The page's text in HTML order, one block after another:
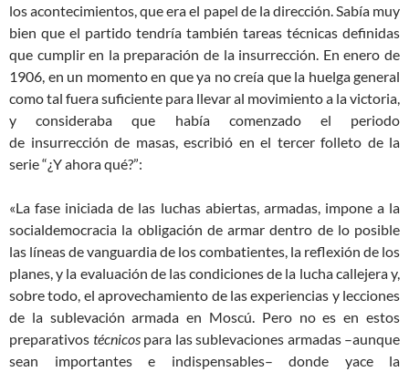
los acontecimientos, que era el papel de la dirección. Sabía muy
bien que el partido tendría también tareas técnicas definidas
que cumplir en la preparación de la insurrección. En enero de
1906, en un momento en que ya no creía que la huelga general
como tal fuera suficiente para llevar al movimiento a la victoria,
y consideraba que había comenzado el periodo
de insurrección de masas, escribió en el tercer folleto de la
serie “¿Y ahora qué?”:
«La fase iniciada de las luchas abiertas, armadas, impone a la
socialdemocracia la obligación de armar dentro de lo posible
las líneas de vanguardia de los combatientes, la reflexión de los
planes, y la evaluación de las condiciones de la lucha callejera y,
sobre todo, el aprovechamiento de las experiencias y lecciones
de la sublevación armada en Moscú. Pero no es en estos
preparativos técnicospara las sublevaciones armadas –aunque
sean importantes e indispensables– donde yace la